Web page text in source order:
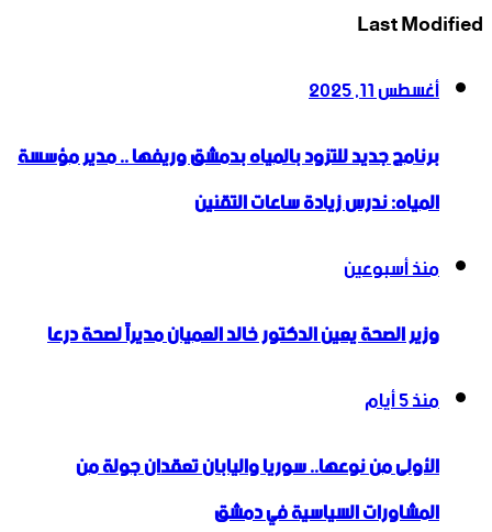
Last Modified
أغسطس 11, 2025
برنامج جديد للتزود بالمياه بدمشق وريفها .. مدير مؤسسة
المياه: ندرس زيادة ساعات التقنين
منذ أسبوعين
وزير الصحة يعين الدكتور خالد العميان مديراً لصحة درعا
منذ 5 أيام
الأولى من نوعها.. سوريا واليابان تعقدان جولة من
المشاورات السياسية في دمشق